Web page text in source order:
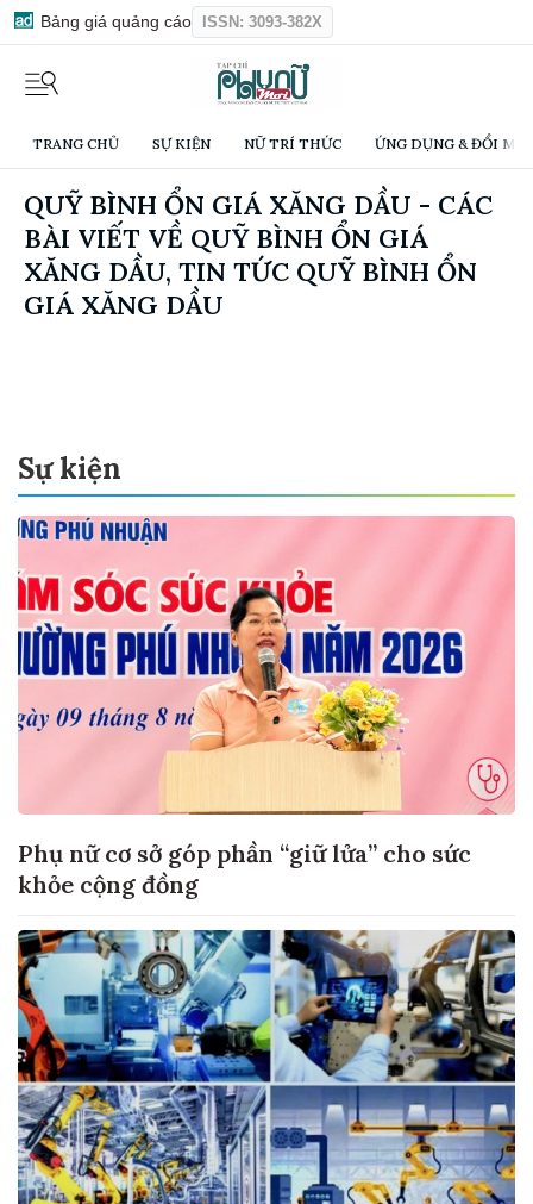
Bảng giá quảng cáo ISSN: 3093-382X
TRANG CHỦ SỰ KIỆN NỮ TRÍ THỨC ỨNG DỤNG & ĐỔI
QUỸ BÌNH ỔN GIÁ XĂNG DẦU - CÁC
BÀI VIẾT VỀ QUỸ BÌNH ỔN GIÁ
XĂNG DẦU, TIN TỨC QUỸ BÌNH ỔN
GIÁ XĂNG DẦU
Sự kiện
Phụ nữ cơ sở góp phần “giữ lửa” cho sức
khỏe cộng đồng